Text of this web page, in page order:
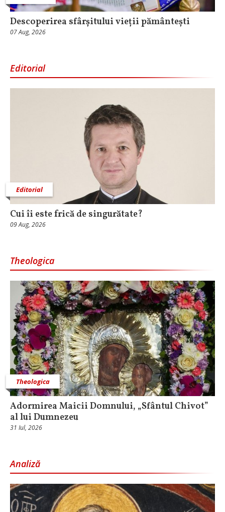
Descoperirea sfârșitului vieții pământești
07 Aug, 2026
Editorial
Editorial
Cui îi este frică de singurătate?
09 Aug, 2026
Theologica
Theologica
Adormirea Maicii Domnului, „Sfântul Chivot”
al lui Dumnezeu
31 Iul, 2026
Analiză